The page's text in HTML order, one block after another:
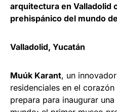
arquitectura en Valladolid
prehispánico del mundo
Valladolid, Yucatán
Muúk Karant, un
residenciales en el
prepara para inaugurar